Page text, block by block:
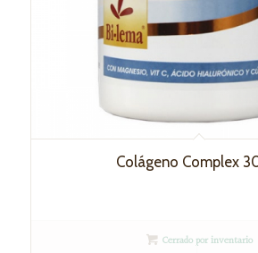
Colágeno Complex
Cerrado por inventario